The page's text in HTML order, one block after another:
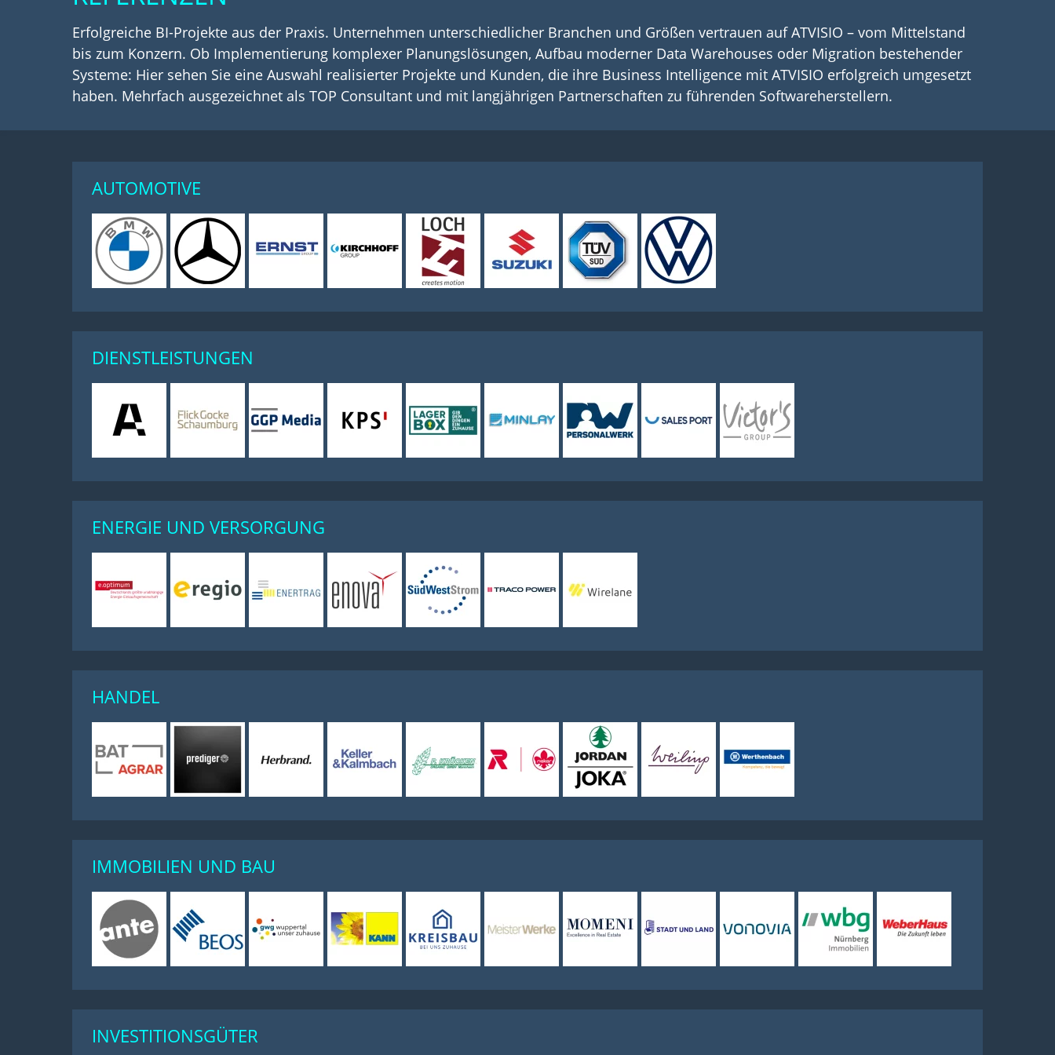
Erfolgreiche BI-Projekte aus der Praxis. Unternehmen unterschiedlicher Branchen und Größen vertrauen auf ATVISIO – vom Mittelstand
bis zum Konzern. Ob Implementierung komplexer Planungslösungen, Aufbau moderner Data Warehouses oder Migration bestehender
Systeme: Hier sehen Sie eine Auswahl realisierter Projekte und Kunden, die ihre Business Intelligence mit ATVISIO erfolgreich umgesetzt
haben. Mehrfach ausgezeichnet als TOP Consultant und mit langjährigen Partnerschaften zu führenden Softwareherstellern.
AUTOMOTIVE
DIENSTLEISTUNGEN
ENERGIE UND VERSORGUNG
HANDEL
IMMOBILIEN UND BAU
INVESTITIONSGÜTER